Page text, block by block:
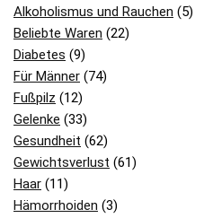
Alkoholismus und Rauchen (5)
Beliebte Waren (22)
Diabetes (9)
Für Männer (74)
Fußpilz (12)
Gelenke (33)
Gesundheit (62)
Gewichtsverlust (61)
Haar (11)
Hämorrhoiden (3)